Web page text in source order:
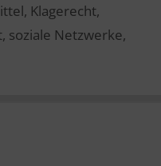
, Klagerecht,
, soziale Netzwerke,